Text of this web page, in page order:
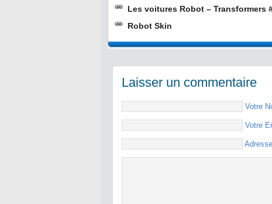
Les voitures Robot – Transformers
Robot Skin
Laisser un commentaire
Votre
Votre